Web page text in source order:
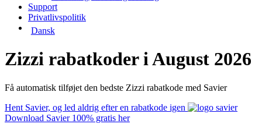
Support
Privatlivspolitik
Dansk
Zizzi rabatkoder i August 2026
Få automatisk tilføjet den bedste Zizzi rabatkode med Savier
Hent Savier, og led aldrig efter en rabatkode igen
Download Savier 100% gratis her